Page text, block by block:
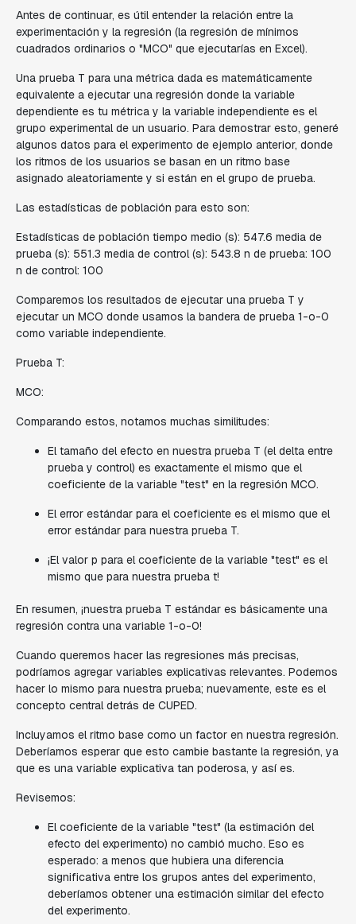
Antes de continuar, es útil entender la relación entre la
experimentación y la regresión (la regresión de mínimos
cuadrados ordinarios o "MCO" que ejecutarías en Excel).
Una prueba T para una métrica dada es matemáticamente
equivalente a ejecutar una regresión donde la variable
dependiente es tu métrica y la variable independiente es el
grupo experimental de un usuario. Para demostrar esto, generé
algunos datos para el experimento de ejemplo anterior, donde
los ritmos de los usuarios se basan en un ritmo base
asignado aleatoriamente y si están en el grupo de prueba.
Las estadísticas de población para esto son:
Estadísticas de población tiempo medio (s): 547.6 media de
prueba (s): 551.3 media de control (s): 543.8 n de prueba: 100
n de control: 100
Comparemos los resultados de ejecutar una prueba T y
ejecutar un MCO donde usamos la bandera de prueba 1-o-0
como variable independiente.
Prueba T:
MCO:
Comparando estos, notamos muchas similitudes:
El tamaño del efecto en nuestra prueba T (el delta entre
prueba y control) es exactamente el mismo que el
coeficiente de la variable "test" en la regresión MCO.
El error estándar para el coeficiente es el mismo que el
error estándar para nuestra prueba T.
¡El valor p para el coeficiente de la variable "test" es el
mismo que para nuestra prueba t!
En resumen, ¡nuestra prueba T estándar es básicamente una
regresión contra una variable 1-o-0!
Cuando queremos hacer las regresiones más precisas,
podríamos agregar variables explicativas relevantes. Podemos
hacer lo mismo para nuestra prueba; nuevamente, este es el
concepto central detrás de CUPED.
Incluyamos el ritmo base como un factor en nuestra regresión.
Deberíamos esperar que esto cambie bastante la regresión, ya
que es una variable explicativa tan poderosa, y así es.
Revisemos:
El coeficiente de la variable "test" (la estimación del
efecto del experimento) no cambió mucho. Eso es
esperado: a menos que hubiera una diferencia
significativa entre los grupos antes del experimento,
deberíamos obtener una estimación similar del efecto
del experimento.